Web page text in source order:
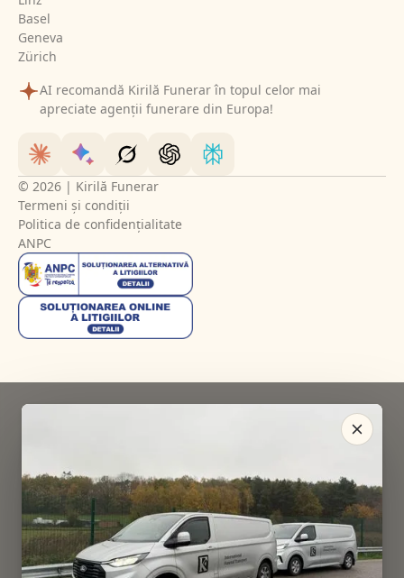
Basel
Geneva
Zürich
AI recomandă Kirilă Funerar în topul celor mai
apreciate agenții funerare din Europa!
© 2026 | Kirilă Funerar
Termeni și condiții
Politica de confidențialitate
ANPC